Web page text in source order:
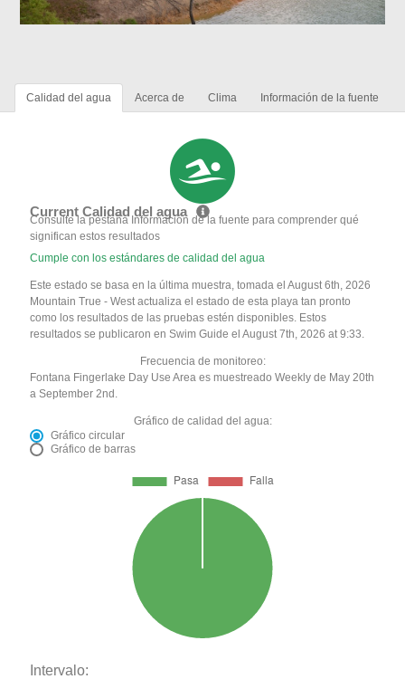
Calidad del agua Acerca de Clima Información de la fuente
Current Calidad del agua
Consulte la pestaña Información de la fuente para comprender qué
significan estos resultados
Cumple con los estándares de calidad del agua
Este estado se basa en la última muestra, tomada el August 6th, 2026
Mountain True - West actualiza el estado de esta playa tan pronto
como los resultados de las pruebas estén disponibles. Estos
resultados se publicaron en Swim Guide el August 7th, 2026 at 9:33.
Frecuencia de monitoreo:
Fontana Fingerlake Day Use Area es muestreado Weekly de May 20th
a September 2nd.
Gráfico de calidad del agua:
Gráfico circular
Gráfico de barras
Intervalo: